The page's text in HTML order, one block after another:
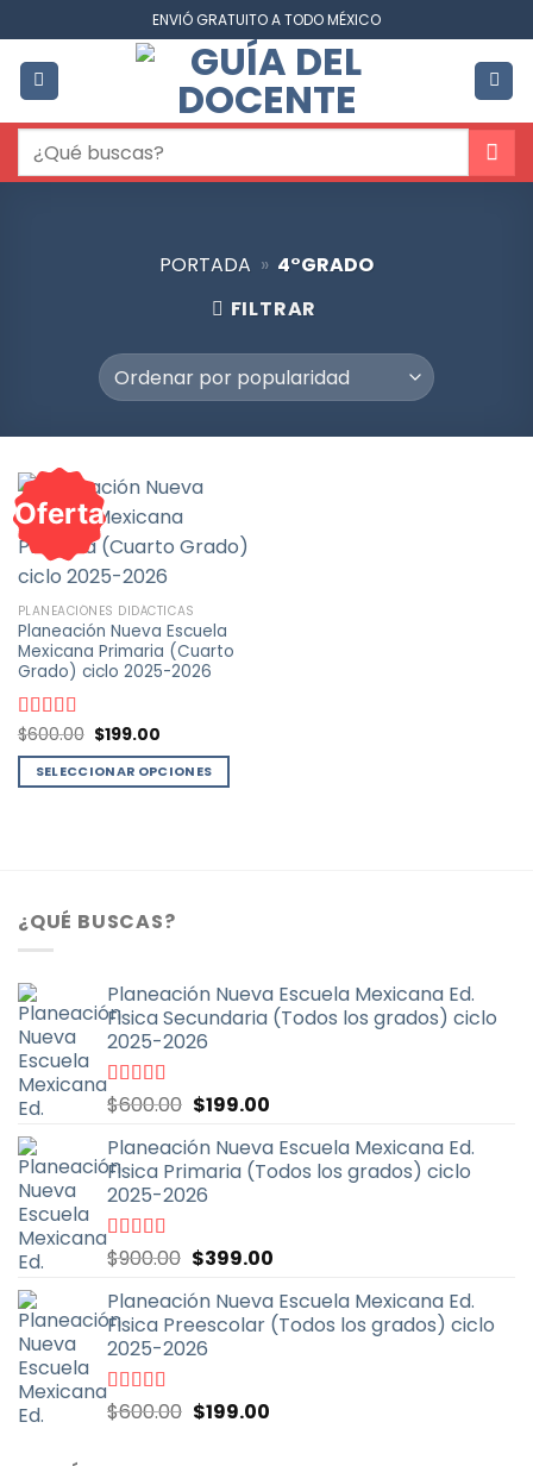
al
contenido
ENVIÓ GRATUITO A TODO MÉXICO
Buscar
por:
PORTADA » 4°GRADO
FILTRAR
Oferta
PLANEACIÓNES DIDÁCTICAS
Planeación Nueva Escuela
Mexicana Primaria (Cuarto
Grado) ciclo 2025-2026
Valorado
con4.58de
$600.00 El
precio
original
era:
$600.00.
$199.00El
actual
es:
$199.00.
SELECCIONAR OPCIONES
Las
opciones
pueden
elegir
en
la
página
producto
¿QUÉ BUSCAS?
Planeación Nueva Escuela Mexicana Ed.
Fisica Secundaria (Todos los grados) ciclo
2025-2026
Valorado
con
5
$600.00 El
original
era:
$600.00.
$199.00El
actual
es:
Planeación Nueva Escuela Mexicana Ed.
Fisica Primaria (Todos los grados) ciclo
2025-2026
Valorado
con
5
$900.00 El
original
era:
$900.00.
$399.00El
actual
es:
Planeación Nueva Escuela Mexicana Ed.
Fisica Preescolar (Todos los grados) ciclo
2025-2026
Valorado
con
$600.00 El
$199.00El